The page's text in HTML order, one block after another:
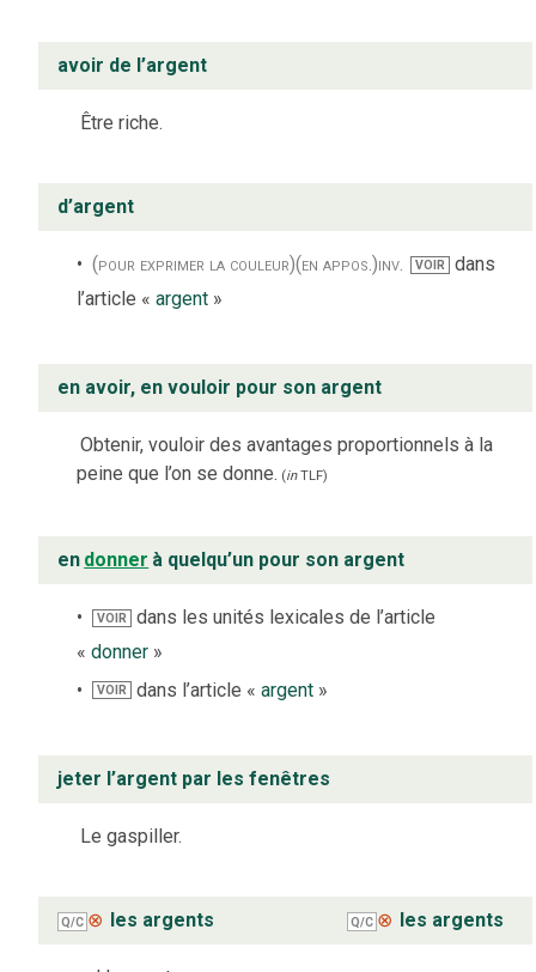
avoir de l’argent
Être riche.
d’argent
(pour exprimer la couleur)(en appos.)inv. VOIR dans
l’article « argent »
en avoir, en vouloir pour son argent
Obtenir, vouloir des avantages proportionnels à la
peine que l’on se donne. (inTLF)
en donner à quelqu’un pour son argent
VOIR
dans les unités lexicales de l’article
« donner »
VOIR dans l’article «argent »
jeter l’argent par les fenêtres
Le gaspiller.
Q/C ⊗ les argents Q/C ⊗ les argents